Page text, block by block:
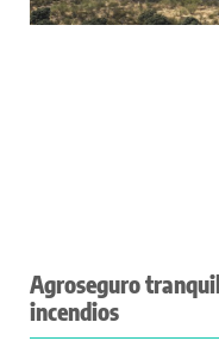
Agroseguro
incendios